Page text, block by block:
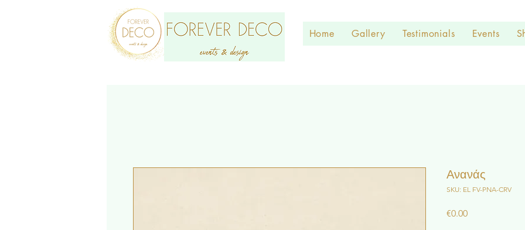
Home Gallery Testimonials Events
Ανανάς
SKU: EL FV-PNA-CRV
€0.00Price